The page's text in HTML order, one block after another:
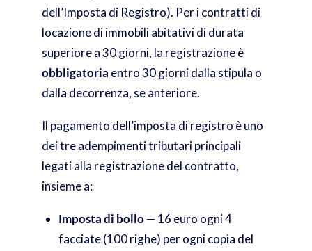
dell’Imposta di Registro). Per i contratti di
locazione di immobili abitativi di durata
superiore a 30 giorni, la registrazione è
obbligatoria entro 30 giorni dalla stipula o
dalla decorrenza, se anteriore.
Il pagamento dell’imposta di registro è uno
dei tre adempimenti tributari principali
legati alla registrazione del contratto,
insieme a:
Imposta di bollo— 16 euro ogni 4
facciate (100 righe) per ogni copia del